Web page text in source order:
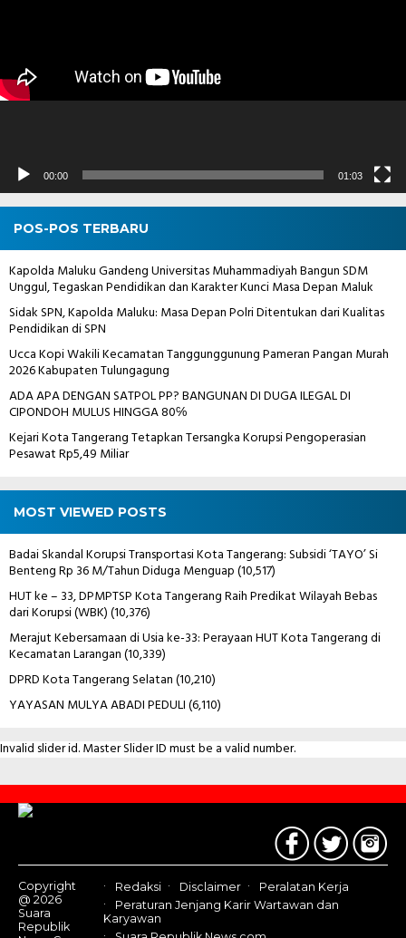
00:00 01:03
POS-POS TERBARU
Kapolda Maluku Gandeng Universitas Muhammadiyah Bangun SDM
Unggul, Tegaskan Pendidikan dan Karakter Kunci Masa Depan Maluk
Sidak SPN, Kapolda Maluku: Masa Depan Polri Ditentukan dari Kualitas
Pendidikan di SPN
Ucca Kopi Wakili Kecamatan Tanggunggunung Pameran Pangan Murah
2026 Kabupaten Tulungagung
ADA APA DENGAN SATPOL PP? BANGUNAN DI DUGA ILEGAL DI
CIPONDOH MULUS HINGGA 80℅
Kejari Kota Tangerang Tetapkan Tersangka Korupsi Pengoperasian
Pesawat Rp5,49 Miliar
MOST VIEWED POSTS
Badai Skandal Korupsi Transportasi Kota Tangerang: Subsidi ‘TAYO’ Si
Benteng Rp 36 M/Tahun Diduga Menguap(10,517)
HUT ke – 33, DPMPTSP Kota Tangerang Raih Predikat Wilayah Bebas
dari Korupsi (WBK)(10,376)
Merajut Kebersamaan di Usia ke-33: Perayaan HUT Kota Tangerang di
Kecamatan Larangan(10,339)
DPRD Kota Tangerang Selatan(10,210)
YAYASAN MULYA ABADI PEDULI(6,110)
Invalid slider id. Master Slider ID must be a valid number.
Contact
Us
Copyright
@ 2026
Suara
Republik
Redaksi Disclaimer
Peralatan Kerja
Peraturan Jenjang Karir Wartawan dan
Karyawan